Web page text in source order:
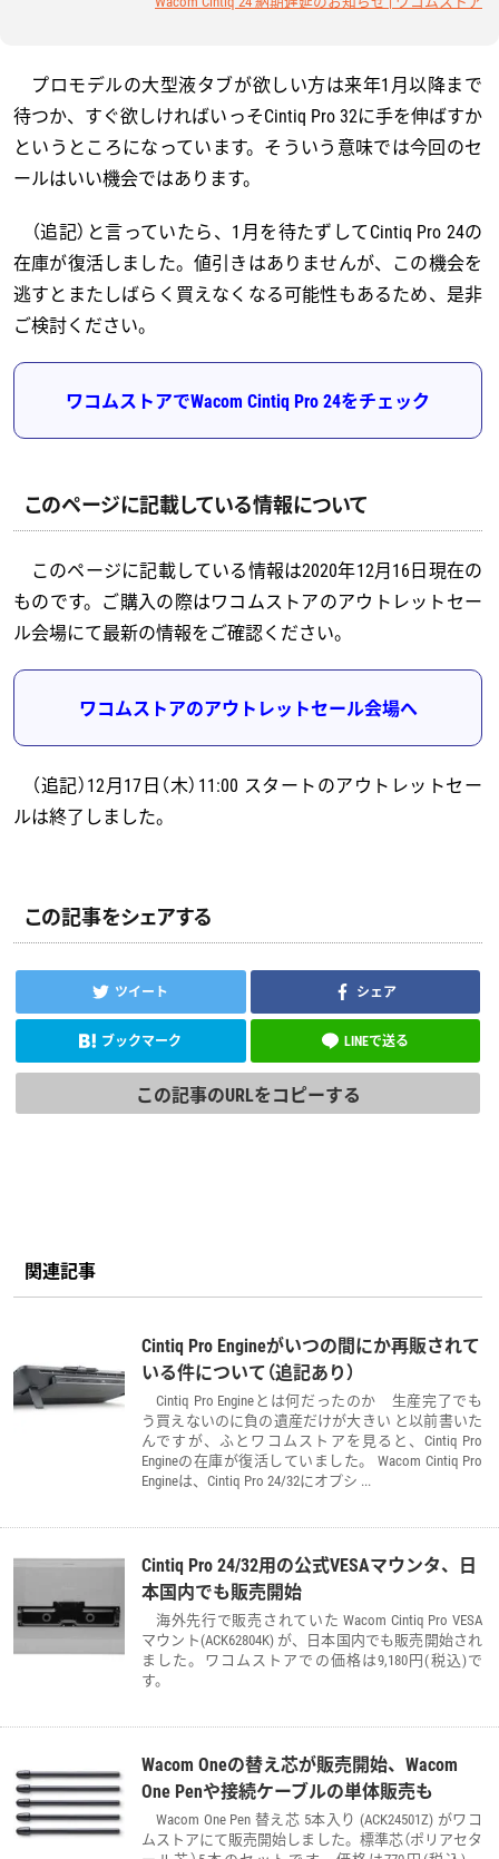
プロモデルの大型液タブが欲しい方は来年1月以降まで
待つか、すぐ欲しければいっそCintiq Pro 32に手を伸ばすか
というところになっています。そういう意味では今回のセ
ールはいい機会ではあります。
（追記）と言っていたら、1月を待たずしてCintiq Pro 24の
在庫が復活しました。値引きはありませんが、この機会を
逃すとまたしばらく買えなくなる可能性もあるため、是非
ご検討ください。
ワコムストアでWacom Cintiq Pro 24をチェック
このページに記載している情報について
このページに記載している情報は2020年12月16日現在の
ものです。ご購入の際はワコムストアのアウトレットセー
ル会場にて最新の情報をご確認ください。
ワコムストアのアウトレットセール会場へ
（追記）12月17日（木）11:00 スタートのアウトレットセー
ルは終了しました。
この記事をシェアする
ツイート シェア
ブックマーク LINEで送る
この記事のURLをコピーする
関連記事
Cintiq Pro Engineがいつの間にか再販されて
いる件について（追記あり）
Cintiq Pro Engineとは何だったのか 生産完了でも
う買えないのに負の遺産だけが大きい と以前書いた
んですが、ふとワコムストアを見ると、Cintiq Pro
Engineの在庫が復活していました。 Wacom Cintiq Pro
Engineは、Cintiq Pro 24/32にオプシ ...
Cintiq Pro 24/32用の公式VESAマウンタ、日
本国内でも販売開始
海外先行で販売されていた Wacom Cintiq Pro VESA
マウント(ACK62804K) が、日本国内でも販売開始され
ました。ワコムストアでの価格は9,180円(税込)で
す。
Wacom Oneの替え芯が販売開始、Wacom
One Penや接続ケーブルの単体販売も
Wacom One Pen 替え芯 5本入り (ACK24501Z) がワコ
ムストアにて販売開始しました。標準芯（ポリアセタ